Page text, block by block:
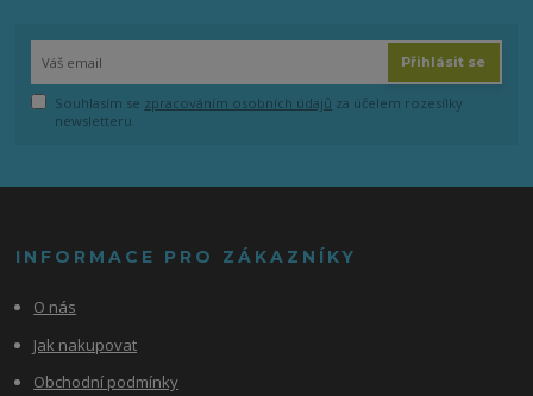
Přihlásit se
Souhlasím se zpracováním osobních údajů za účelem rozesílky
newsletteru.
INFORMACE PRO ZÁKAZNÍKY
O nás
Jak nakupovat
Obchodní podmínky